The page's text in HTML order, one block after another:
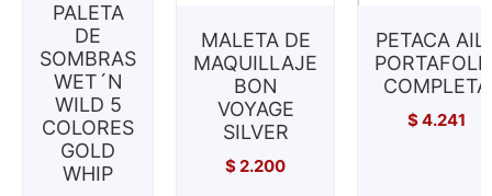
PALETA
DE
SOMBRAS
WET´N
WILD 5
COLORES
GOLD
WHIP
MALETA DE
MAQUILLAJE
BON
VOYAGE
SILVER
$2.200
PETACA
COMPLETA
$4.241